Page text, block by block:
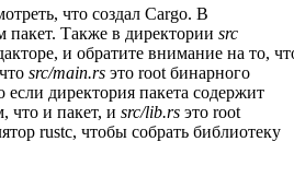
что создал Cargo. В
пакет. Также в директории src
и обратите внимание на то,
src/main.rsэто root бинарного
директория пакета содержит
что и пакет, и src/lib.rsэто root
rustc, чтобы собрать библиотеку